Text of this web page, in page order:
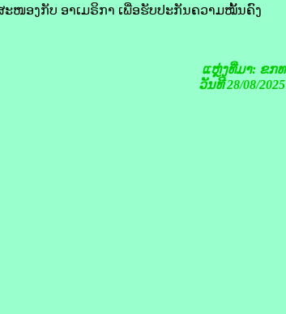
ະໜອງ​ກັບ​ ອາ​ເມ​ຣິ​ກາ ເພື່ອ​ຮັບປະກັນ​ຄວາມ​ໝັ້ນຄົງ​
ແຫຼ່ງທີ່ມາ: ຂກທ
ວັນທີ 28/08/2025